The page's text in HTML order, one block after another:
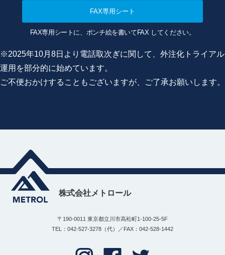
FAX専用シート
FAX専用シートに、ポンチ絵を書いてFAX してください。
※2025年10月8日より電話取次ぎに関して、外注化トライアル
運用を部分的に始めています。
ご不便おかけすることもございますが、ご了承お願いします。
株式会社メトロール
〒190-0011 東京都立川市高松町1-100-25-5F
TEL：042-527-3278（代）／FAX：042-528-1442